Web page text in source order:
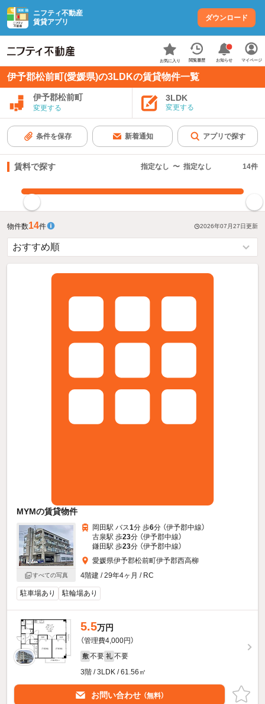
ニフティ不動産
賃貸アプリ
ダウンロード
お気に入り 閲覧履歴 お知らせ マイページ
伊予郡松前町(愛媛県)の3LDKの賃貸物件一覧
伊予郡松前町
変更する
3LDK
変更する
条件を保存 新着通知 アプリで探す
賃料で探す 指定なし 〜 指定なし 14件
物件数14件 2026年07月27日更新
MYMの賃貸物件
すべての写真
岡田駅 バス1分 歩6分 （伊予郡中線）
古泉駅 歩23分 （伊予郡中線）
鎌田駅 歩23分 （伊予郡中線）
愛媛県伊予郡松前町伊予郡西高柳
4階建 / 29年4ヶ月 / RC
駐車場あり 駐輪場あり
5.5万円
（管理費4,000円）
敷 不要 礼 不要
3階 / 3LDK / 61.56㎡
お問い合わせ （無料）